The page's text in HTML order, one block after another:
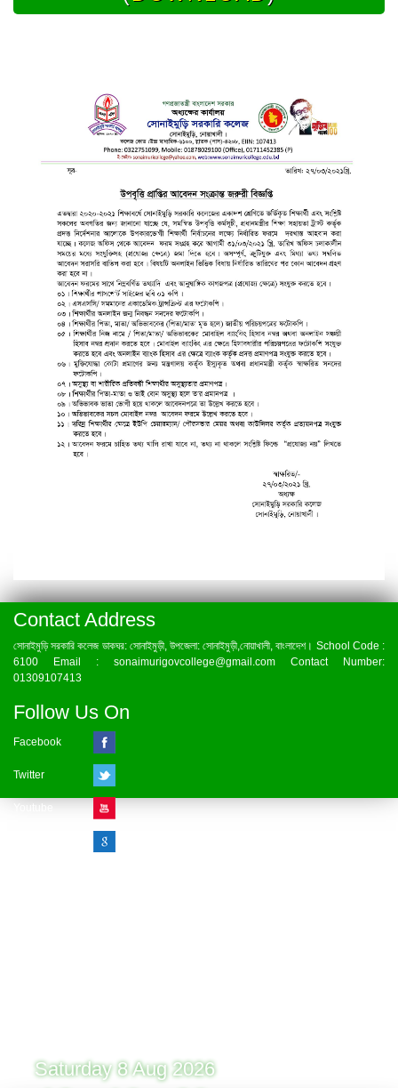
Contact Address
সোনাইমুড়ি সরকারি কলেজ ডাকঘর: সোনাইমুড়ী, উপজেলা: সোনাইমুড়ী,নোয়াখালী, বাংলাদেশ। School Code :
6100 Email : sonaimurigovcollege@gmail.com Contact Number:
01309107413
Follow Us On
Facebook
Twitter
Saturday 8 Aug 2026